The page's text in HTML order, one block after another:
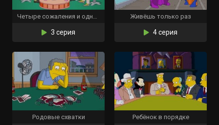
Четыре сожаления и одни похороны
3 серия
Живёшь только раз
4 серия
Родовые схватки Ребёнок в порядке